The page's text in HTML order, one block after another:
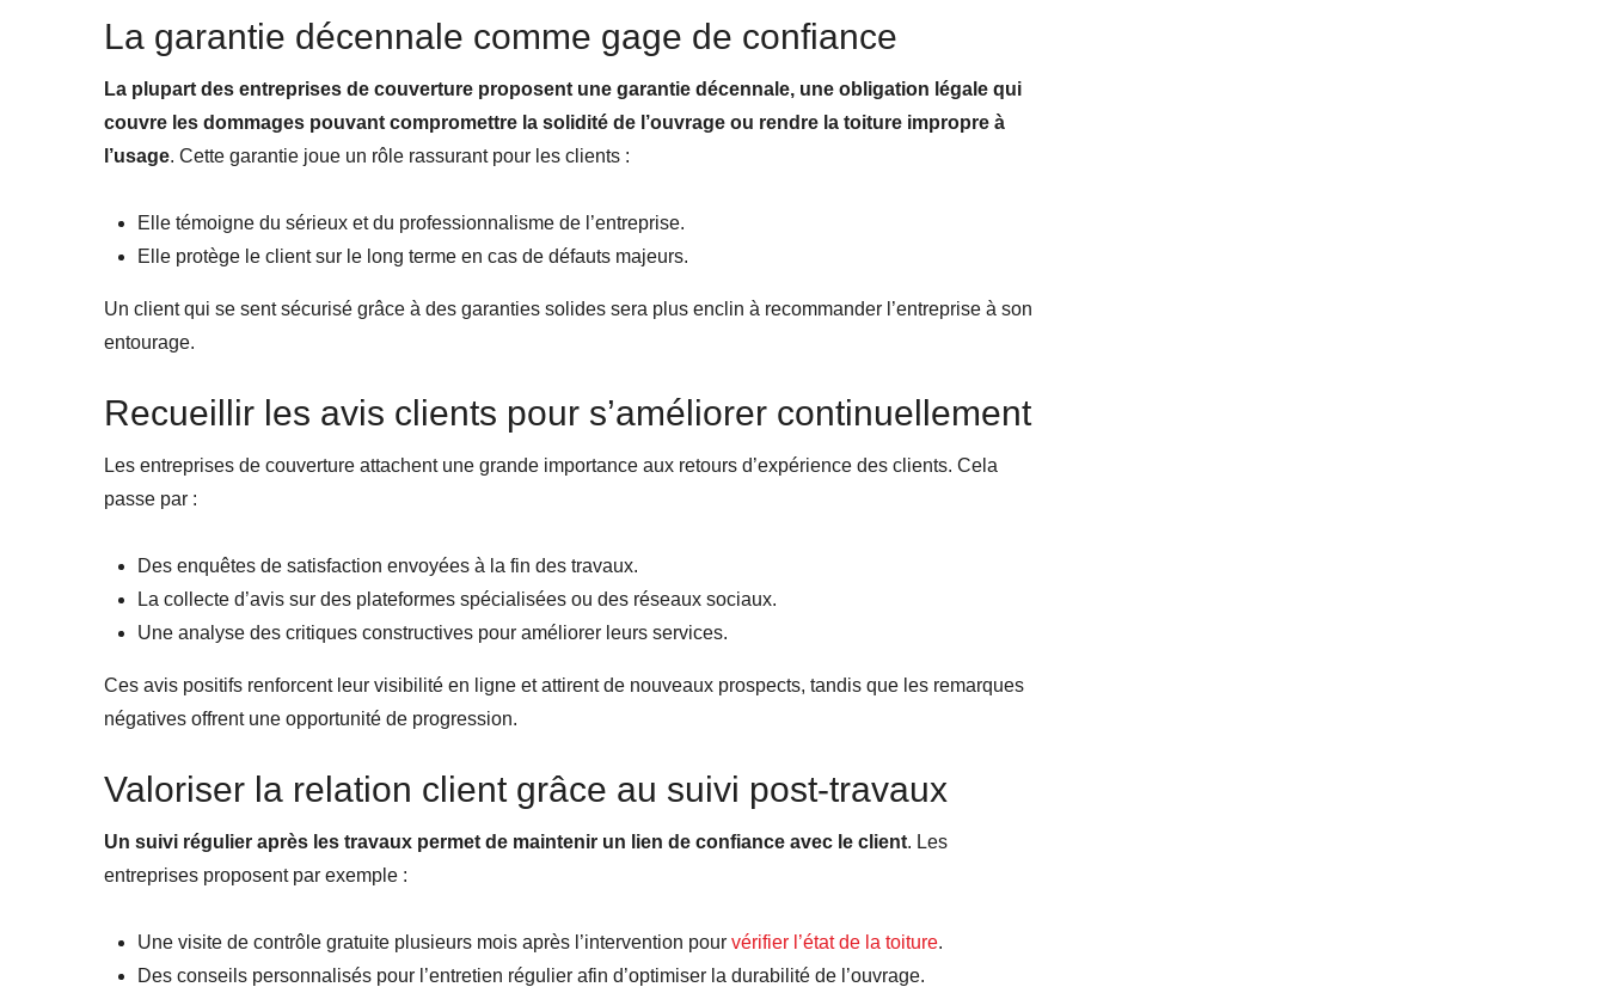
La garantie décennale comme gage de confiance
La plupart des entreprises de couverture proposent une garantie décennale, une obligation légale qui
couvre les dommages pouvant compromettre la solidité de l’ouvrage ou rendre la toiture impropre à
l’usage. Cette garantie joue un rôle rassurant pour les clients :
Elle témoigne du sérieux et du professionnalisme de l’entreprise.
Elle protège le client sur le long terme en cas de défauts majeurs.
Un client qui se sent sécurisé grâce à des garanties solides sera plus enclin à recommander l’entreprise à son
entourage.
Recueillir les avis clients pour s’améliorer continuellement
Les entreprises de couverture attachent une grande importance aux retours d’expérience des clients. Cela
passe par :
Des enquêtes de satisfaction envoyées à la fin des travaux.
La collecte d’avis sur des plateformes spécialisées ou des réseaux sociaux.
Une analyse des critiques constructives pour améliorer leurs services.
Ces avis positifs renforcent leur visibilité en ligne et attirent de nouveaux prospects, tandis que les remarques
négatives offrent une opportunité de progression.
Valoriser la relation client grâce au suivi post-travaux
Un suivi régulier après les travaux permet de maintenir un lien de confiance avec le client. Les
entreprises proposent par exemple :
Une visite de contrôle gratuite plusieurs mois après l’intervention pour vérifier l’état de la toiture.
Des conseils personnalisés pour l’entretien régulier afin d’optimiser la durabilité de l’ouvrage.